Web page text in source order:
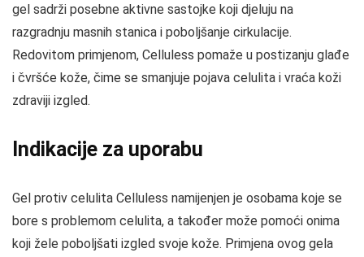
gel sadrži posebne aktivne sastojke koji djeluju na
razgradnju masnih stanica i poboljšanje cirkulacije.
Redovitom primjenom, Celluless pomaže u postizanju glađe
i čvršće kože, čime se smanjuje pojava celulita i vraća koži
zdraviji izgled.
Indikacije za uporabu
Gel protiv celulita Celluless namijenjen je osobama koje se
bore s problemom celulita, a također može pomoći onima
koji žele poboljšati izgled svoje kože. Primjena ovog gela